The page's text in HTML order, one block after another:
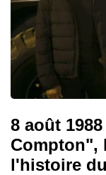
8 août
Compton",
l'histoire